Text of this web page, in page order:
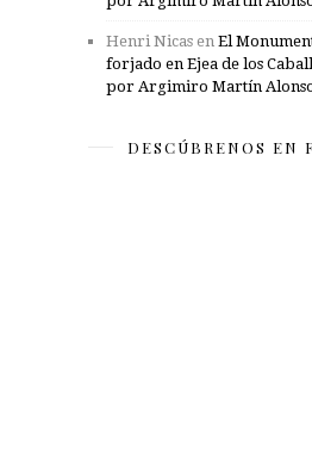
Henri Nicas en El
forjado en Ejea de los
por Argimiro Martín
DESCÚBRENOS EN